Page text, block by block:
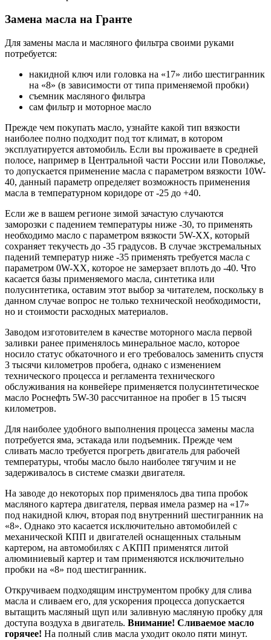
Замена масла на Гранте
Для замены масла и масляного фильтра своими руками
потребуется:
накидной ключ или головка на «17» либо шестигранник
на «8» (в зависимости от типа применяемой пробки)
съемник масляного фильтра
сам фильтр и моторное масло
Прежде чем покупать масло, узнайте какой тип вязкости
наиболее полно подходит под тот климат, в котором
эксплуатируется автомобиль. Если вы проживаете в средней
полосе, например в Центральной части России или Поволжье,
то допускается применение масла с параметром вязкости 10W-
40, данный параметр определяет возможность применения
масла в температурном коридоре от -25 до +40.
Если же в вашем регионе зимой зачастую случаются
заморозки с падением температуры ниже -30, то применять
необходимо масло с параметром вязкости 5W-ХХ, который
сохраняет текучесть до -35 градусов. В случае экстремальных
падений температур ниже -35 применять требуется масла с
параметром 0W-ХХ, которое не замерзает вплоть до -40. Что
касается базы применяемого масла, синтетика или
полусинтетика, оставим этот выбор за читателем, поскольку в
данном случае вопрос не только технической необходимости,
но и стоимости расходных материалов.
Заводом изготовителем в качестве моторного масла первой
заливки ранее применялось минеральное масло, которое
носило статус обкаточного и его требовалось заменить спустя
3 тысячи километров пробега, однако с изменением
технического процесса и регламента технического
обслуживания на конвейере применяется полусинтетическое
масло Роснефть 5W-30 рассчитанное на пробег в 15 тысяч
километров.
Для наиболее удобного выполнения процесса замены масла
потребуется яма, эстакада или подъемник. Прежде чем
сливать масло требуется прогреть двигатель для рабочей
температуры, чтобы масло было наиболее тягучим и не
задерживалось в системе смазки двигателя.
На заводе до некоторых пор применялось два типа пробок
масляного картера двигателя, первая имела размер на «17»
под накидной ключ, вторая под внутренний шестигранник на
«8». Однако это касается исключительно автомобилей с
механической КПП и двигателей оснащенных стальным
картером, на автомобилях с АКПП применятся литой
алюминиевый картер и там применяются исключительно
пробки на «8» под шестигранник.
Откручиваем подходящим инструментом пробку для слива
масла и сливаем его, для ускорения процесса допускается
вытащить масляный щуп или заливную масляную пробку для
доступа воздуха в двигатель. Внимание! Сливаемое масло
горячее! На полный слив масла уходит около пяти минут.